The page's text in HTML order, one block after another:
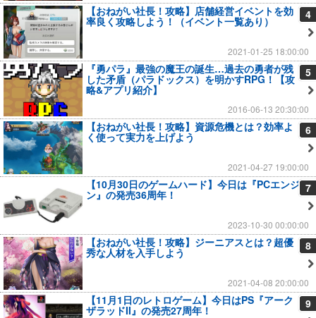
4
【おねがい社長！攻略】店舗経営イベントを効
率良く攻略しよう！（イベント一覧あり）
2021-01-25 18:00:00
5
『勇パラ』最強の魔王の誕生…過去の勇者が残
した矛盾（パラドックス）を明かすRPG！【攻
略&アプリ紹介】
2016-06-13 20:30:00
6
【おねがい社長！攻略】資源危機とは？効率よ
く使って実力を上げよう
2021-04-27 19:00:00
7
【10月30日のゲームハード】今日は『PCエンジ
ン』の発売36周年！
2023-10-30 00:00:00
8
【おねがい社長！攻略】ジーニアスとは？超優
秀な人材を入手しよう
2021-04-08 20:00:00
9
【11月1日のレトロゲーム】今日はPS『アーク
ザラッドII』の発売27周年！